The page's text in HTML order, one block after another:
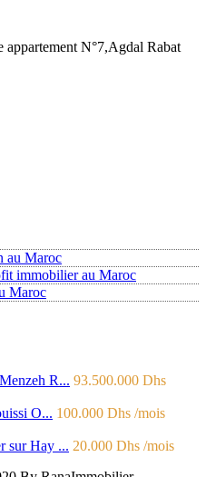
appartement N°7,Agdal Rabat
au Maroc
immobilier au Maroc
Maroc
R... 93.500.000 Dhs
O... 100.000 Dhs /mois
sur Hay ... 20.000 Dhs /mois